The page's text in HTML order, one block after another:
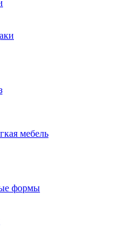
мебель
формы